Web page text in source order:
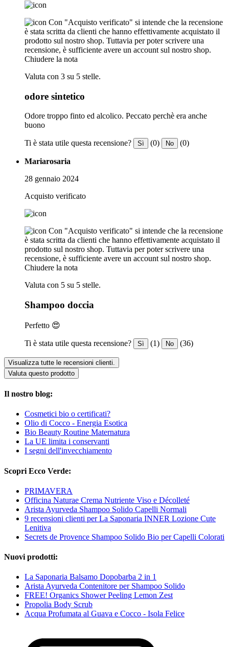
Con "Acquisto verificato" si intende che la recensione
è stata scritta da clienti che hanno effettivamente acquistato il
prodotto sul nostro shop. Tuttavia per poter scrivere una
recensione, è sufficiente avere un account sul nostro shop.
Chiudere la nota
Valuta con 3 su 5 stelle.
odore sintetico
Odore troppo finto ed alcolico. Peccato perchè era anche
buono
Ti è stata utile questa recensione? Sì (0) No (0)
Mariarosaria
28 gennaio 2024
Acquisto verificato
Con "Acquisto verificato" si intende che la recensione
è stata scritta da clienti che hanno effettivamente acquistato il
prodotto sul nostro shop. Tuttavia per poter scrivere una
recensione, è sufficiente avere un account sul nostro shop.
Chiudere la nota
Valuta con 5 su 5 stelle.
Shampoo doccia
Perfetto 😍
Ti è stata utile questa recensione? Sì (1) No (36)
Visualizza tutte le recensioni clienti.
Valuta questo prodotto
Il nostro blog:
Cosmetici bio o certificati?
Olio di Cocco - Energia Esotica
Bio Beauty Routine Maternatura
La UE limita i conservanti
I segni dell'invecchiamento
Scopri Ecco Verde:
PRIMAVERA
Officina Naturae Crema Nutriente Viso e Décolleté
Arista Ayurveda Shampoo Solido Capelli Normali
9 recensioni clienti per La Saponaria INNER Lozione Cute
Lenitiva
Secrets de Provence Shampoo Solido Bio per Capelli Colorati
Nuovi prodotti:
La Saponaria Balsamo Dopobarba 2 in 1
Arista Ayurveda Contenitore per Shampoo Solido
FREE! Organics Shower Peeling Lemon Zest
Propolia Body Scrub
Acqua Profumata al Guava e Cocco - Isola Felice